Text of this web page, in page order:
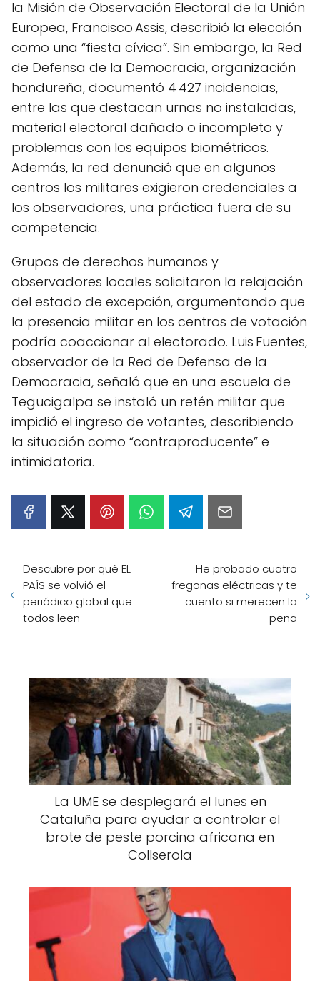
la Misión de Observación Electoral de la Unión
Europea, Francisco Assis, describió la elección
como una “fiesta cívica”. Sin embargo, la Red
de Defensa de la Democracia, organización
hondureña, documentó 4 427 incidencias,
entre las que destacan urnas no instaladas,
material electoral dañado o incompleto y
problemas con los equipos biométricos.
Además, la red denunció que en algunos
centros los militares exigieron credenciales a
los observadores, una práctica fuera de su
competencia.
Grupos de derechos humanos y
observadores locales solicitaron la relajación
del estado de excepción, argumentando que
la presencia militar en los centros de votación
podría coaccionar al electorado. Luis Fuentes,
observador de la Red de Defensa de la
Democracia, señaló que en una escuela de
Tegucigalpa se instaló un retén militar que
impidió el ingreso de votantes, describiendo
la situación como “contraproducente” e
intimidatoria.
Descubre por qué EL
PAÍS se volvió el
periódico global que
todos leen
He probado cuatro
fregonas eléctricas y te
cuento si merecen la
pena
La UME se desplegará el lunes en
Cataluña para ayudar a controlar el
brote de peste porcina africana en
Collserola